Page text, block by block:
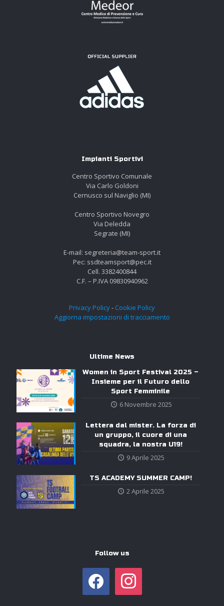
Impianti Sportivi
Centro Sportivo Comunale
Via Carlo Goldoni
Cernusco sul Naviglio (MI)
Centro Sportivo Novegro
Via Deledda
Segrate (MI)
E-mail: segreteria@team-sport.it
Pec: ssdteamsport@pec.it
Cell. 3382400844
C.F. – P.IVA 09830940962
Privacy Policy- Cookie Policy
Aggiorna impostazioni di tracciamento
Ultime News
Women in Sport Festival 2025 –
Insieme per il Futuro dello
Sport Femminile
6 Novembre 2025
Lettera dal mister. La forza di
un gruppo, il cuore di una
squadra, la nostra U19!
9 Aprile 2025
TS ACADEMY SUMMER CAMP!
2 Aprile 2025
Follow us
facebook instagram